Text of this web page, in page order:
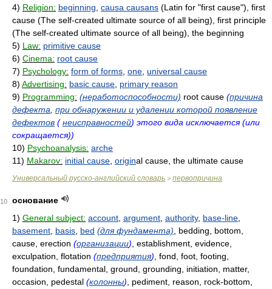
4) Religion: beginning causa causans (Latin for "first cause"), first
cause (The self-created ultimate source of all being), first principle
(The self-created ultimate source of all being), the beginning
5) Law: primitive cause
6) Cinema: root cause
7) Psychology: form of forms one universal cause
8) Advertising: basic cause primary reason
9) Programming: (неработоспособности) root cause (причина
дефекта при обнаружении и удалении которой появление
дефектов (неисправностей) этого вида исключается (или
сокращается))
10) Psychoanalysis: arche
11) Makarov: initial cause original cause, the ultimate cause
Универсальный русско-английский словарь > первопричина
10
основание
1) General subject: account argument authority, base-line
basement basis bed (для фундамента) , bedding, bottom,
cause, erection (организации) , establishment, evidence,
exculpation, flotation (предприятия) , fond, foot, footing,
foundation, fundamental, ground, grounding, initiation, matter,
occasion, pedestal (колонны) , pediment, reason, rock-bottom,